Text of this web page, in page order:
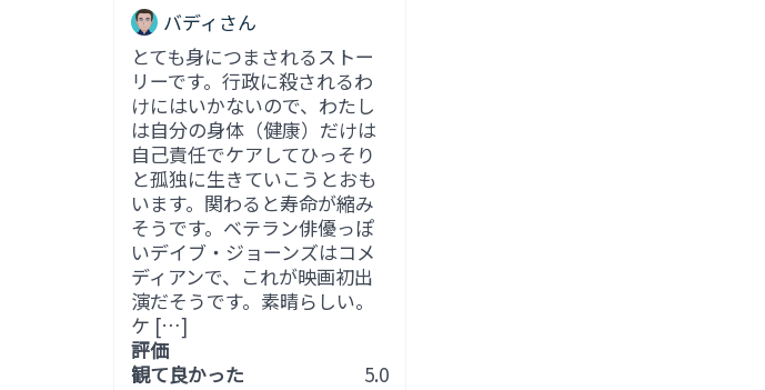
バディさん
とても身につまされるストー
リーです。行政に殺されるわ
けにはいかないので、わたし
は自分の身体（健康）だけは
自己責任でケアしてひっそり
と孤独に生きていこうとおも
います。関わると寿命が縮み
そうです。ベテラン俳優っぽ
いデイブ・ジョーンズはコメ
ディアンで、これが映画初出
演だそうです。素晴らしい。
ケ […]
評価
観て良かった
5.0